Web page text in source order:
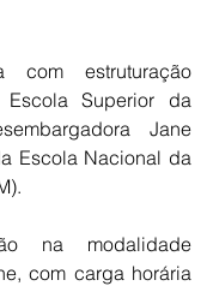
estruturação
Superior da
Jane
Escola Nacional da
na modalidade
com carga horária